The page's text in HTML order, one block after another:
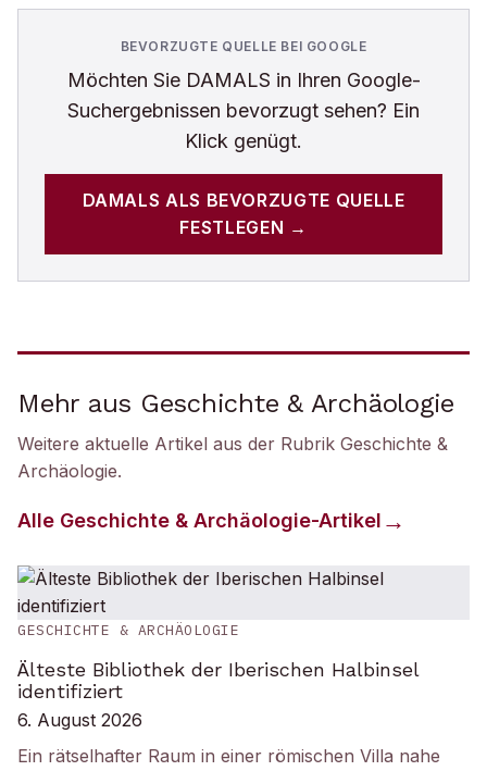
BEVORZUGTE QUELLE BEI GOOGLE
Möchten Sie DAMALS in Ihren Google-
Suchergebnissen bevorzugt sehen? Ein
Klick genügt.
DAMALS ALS BEVORZUGTE QUELLE
FESTLEGEN →
Mehr aus Geschichte & Archäologie
Weitere aktuelle Artikel aus der Rubrik Geschichte &
Archäologie.
Alle Geschichte & Archäologie-Artikel
GESCHICHTE & ARCHÄOLOGIE
Älteste Bibliothek der Iberischen Halbinsel
identifiziert
6. August 2026
Ein rätselhafter Raum in einer römischen Villa nahe